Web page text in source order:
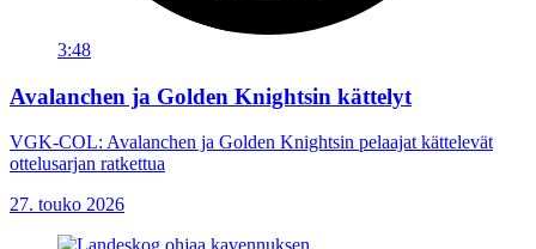
3:48
Avalanchen ja Golden Knightsin kättelyt
VGK-COL: Avalanchen ja Golden Knightsin pelaajat kättelevät
ottelusarjan ratkettua
27. touko 2026